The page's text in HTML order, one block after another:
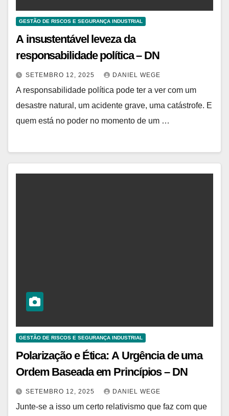
GESTÃO DE RISCOS E SEGURANÇA INDUSTRIAL
A insustentável leveza da
responsabilidade política – DN
SETEMBRO 12, 2025 DANIEL WEGE
A responsabilidade política pode ter a ver com um
desastre natural, um acidente grave, uma catástrofe. E
quem está no poder no momento de um …
GESTÃO DE RISCOS E SEGURANÇA INDUSTRIAL
Polarização e Ética: A Urgência de uma
Ordem Baseada em Princípios – DN
SETEMBRO 12, 2025 DANIEL WEGE
Junte-se a isso um certo relativismo que faz com que